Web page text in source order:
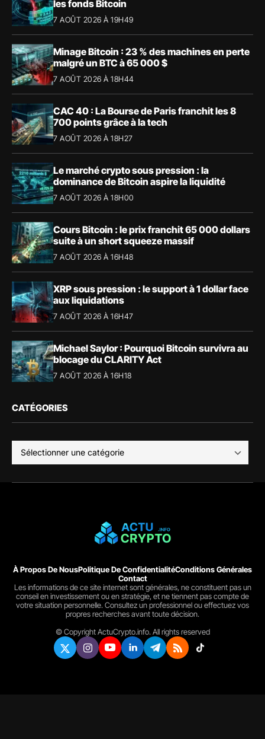
les fonds Bitcoin
7 AOÛT 2026 À 19H49
Minage Bitcoin : 23 % des machines en perte
malgré un BTC à 65 000 $
7 AOÛT 2026 À 18H44
CAC 40 : La Bourse de Paris franchit les 8
700 points grâce à la tech
7 AOÛT 2026 À 18H27
Le marché crypto sous pression : la
dominance de Bitcoin aspire la liquidité
7 AOÛT 2026 À 18H00
Cours Bitcoin : le prix franchit 65 000 dollars
suite à un short squeeze massif
7 AOÛT 2026 À 16H48
XRP sous pression : le support à 1 dollar face
aux liquidations
7 AOÛT 2026 À 16H47
Michael Saylor : Pourquoi Bitcoin survivra au
blocage du CLARITY Act
7 AOÛT 2026 À 16H18
CATÉGORIES
À Propos De NousPolitique De ConfidentialitéConditions Générales
Contact
Les informations de ce site internet sont générales, ne constituent pas un
conseil en investissement ou en stratégie, et ne tiennent pas compte de
votre situation personnelle. Consultez un professionnel ou effectuez vos
propres recherches avant toute décision.
© Copyright ActuCrypto.info. All rights reserved